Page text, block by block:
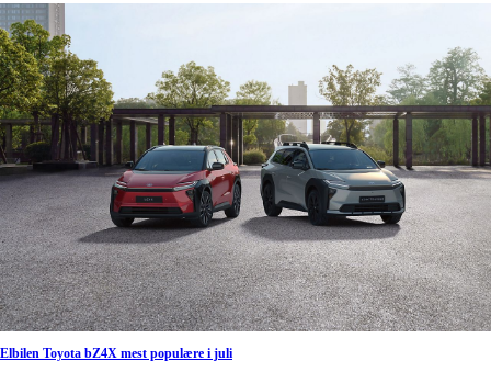
Elbilen Toyota bZ4X mest populære i juli